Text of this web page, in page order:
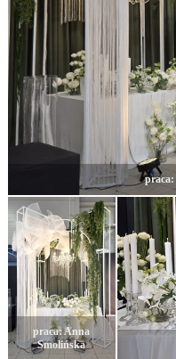
praca: Anna
Smolińska